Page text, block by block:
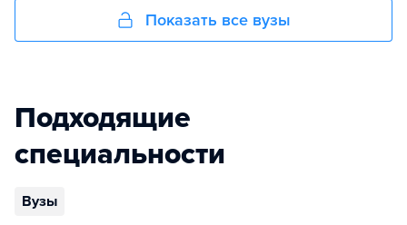
Показать все вузы
Подходящие
специальности
Вузы